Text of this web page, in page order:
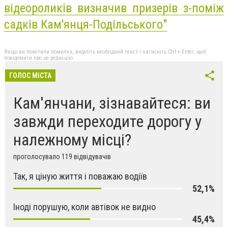
відеороликів визначив призерів з-поміж
садків Кам'янця-Подільського"
Якщо ви помітили помилку, виділіть необхідний текст і натисніть Ctrl + Enter, щоб
повідомити про це редакцію
ГОЛОС МІСТА
Кам'янчани, зізнавайтеся: ви
завжди переходите дорогу у
належному місці?
проголосувало 119 відвідувачів
Так, я ціную життя і поважаю водіїв
52,1%
Іноді порушую, коли автівок не видно
45,4%